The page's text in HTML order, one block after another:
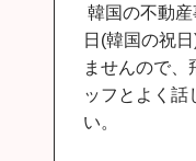
韓国の不動
日(韓国の祝
ませんので、
ッフとよく話
い。